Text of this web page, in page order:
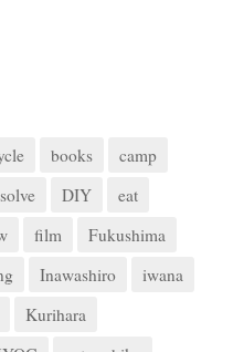
books
camp
DIY
eat
film
Fukushima
Inawashiro
iwana
Kurihara